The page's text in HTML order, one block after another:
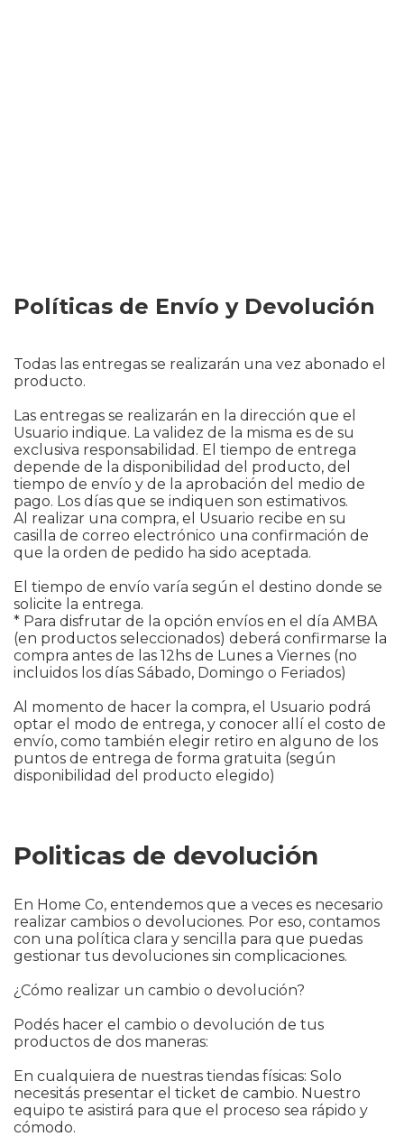
Políticas de Envío y Devolución
Todas las entregas se realizarán una vez abonado el
producto.
Las entregas se realizarán en la dirección que el
Usuario indique. La validez de la misma es de su
exclusiva responsabilidad. El tiempo de entrega
depende de la disponibilidad del producto, del
tiempo de envío y de la aprobación del medio de
pago. Los días que se indiquen son estimativos.
Al realizar una compra, el Usuario recibe en su
casilla de correo electrónico una confirmación de
que la orden de pedido ha sido aceptada.
El tiempo de envío varía según el destino donde se
solicite la entrega.
* Para disfrutar de la opción envíos en el día AMBA
(en productos seleccionados) deberá confirmarse la
compra antes de las 12hs de Lunes a Viernes (no
incluidos los días Sábado, Domingo o Feriados)
Al momento de hacer la compra, el Usuario podrá
optar el modo de entrega, y conocer allí el costo de
envío, como también elegir retiro en alguno de los
puntos de entrega de forma gratuita (según
disponibilidad del producto elegido)
Politicas de devolución
En Home Co, entendemos que a veces es necesario
realizar cambios o devoluciones. Por eso, contamos
con una política clara y sencilla para que puedas
gestionar tus devoluciones sin complicaciones.
¿Cómo realizar un cambio o devolución?
Podés hacer el cambio o devolución de tus
productos de dos maneras:
En cualquiera de nuestras tiendas físicas: Solo
necesitás presentar el ticket de cambio. Nuestro
equipo te asistirá para que el proceso sea rápido y
cómodo.